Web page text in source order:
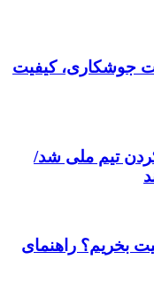
درآمد و سود با